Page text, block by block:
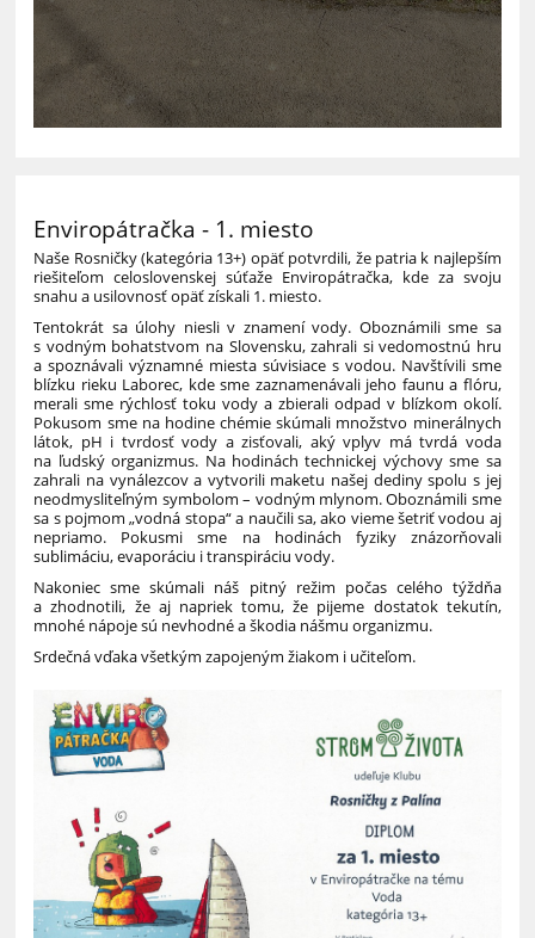
Enviropátračka - 1. miesto
Naše Rosničky (kategória 13+) opäť potvrdili, že patria k najlepším
riešiteľom celoslovenskej súťaže Enviropátračka, kde za svoju
snahu a usilovnosť opäť získali 1. miesto.
Tentokrát sa úlohy niesli v znamení vody. Oboznámili sme sa
s vodným bohatstvom na Slovensku, zahrali si vedomostnú hru
a spoznávali významné miesta súvisiace s vodou. Navštívili sme
blízku rieku Laborec, kde sme zaznamenávali jeho faunu a flóru,
merali sme rýchlosť toku vody a zbierali odpad v blízkom okolí.
Pokusom sme na hodine chémie skúmali množstvo minerálnych
látok, pH i tvrdosť vody a zisťovali, aký vplyv má tvrdá voda
na ľudský organizmus. Na hodinách technickej výchovy sme sa
zahrali na vynálezcov a vytvorili maketu našej dediny spolu s jej
neodmysliteľným symbolom – vodným mlynom. Oboznámili sme
sa s pojmom „vodná stopa“ a naučili sa, ako vieme šetriť vodou aj
nepriamo. Pokusmi sme na hodinách fyziky znázorňovali
sublimáciu, evaporáciu i transpiráciu vody.
Nakoniec sme skúmali náš pitný režim počas celého týždňa
a zhodnotili, že aj napriek tomu, že pijeme dostatok tekutín,
mnohé nápoje sú nevhodné a škodia nášmu organizmu.
Srdečná vďaka všetkým zapojeným žiakom i učiteľom.